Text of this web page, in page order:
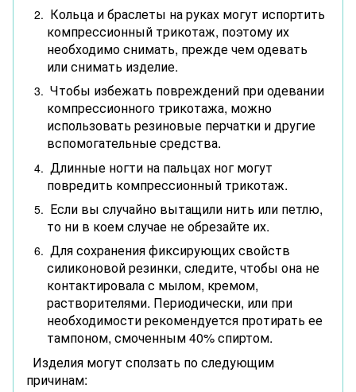
Кольца и браслеты на руках могут испортить
компрессионный трикотаж, поэтому их
необходимо снимать, прежде чем одевать
или снимать изделие.
Чтобы избежать повреждений при одевании
компрессионного трикотажа, можно
использовать резиновые перчатки и другие
вспомогательные средства.
Длинные ногти на пальцах ног могут
повредить компрессионный трикотаж.
Если вы случайно вытащили нить или петлю,
то ни в коем случае не обрезайте их.
Для сохранения фиксирующих свойств
силиконовой резинки, следите, чтобы она не
контактировала с мылом, кремом,
растворителями. Периодически, или при
необходимости рекомендуется протирать ее
тампоном, смоченным 40% спиртом.
Изделия могут сползать по следующим
причинам: